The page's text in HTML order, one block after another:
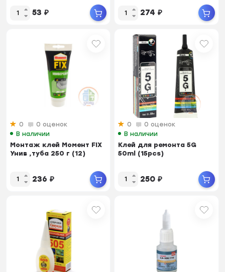
53 ₽ 274 ₽
0
0 оценок
В наличии
Монтаж клей Момент FIХ
Унив ,туба 250 г (12)
236 ₽
0
0 оценок
В наличии
Клей для ремонта 5G
50ml (15pcs)
250 ₽